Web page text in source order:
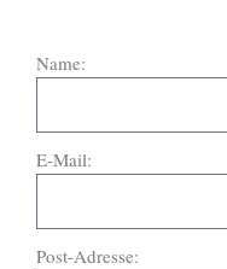
Name:
E-Mail:
Post-Adresse: